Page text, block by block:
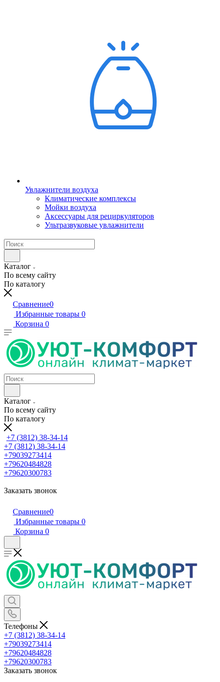
Увлажнители воздуха
Климатические комплексы
Мойки воздуха
Аксессуары для рециркуляторов
Ультразвуковые увлажнители
Каталог
По всему сайту
По каталогу
Сравнение0
Избранные товары 0
Корзина 0
Каталог
По всему сайту
По каталогу
+7 (3812) 38-34-14
+7 (3812) 38-34-14
+79039273414
+79620484828
+79620300783
Заказать звонок
Сравнение0
Избранные товары 0
Корзина 0
Телефоны
+7 (3812) 38-34-14
+79039273414
+79620484828
+79620300783
Заказать звонок